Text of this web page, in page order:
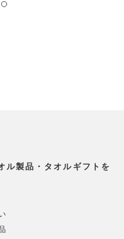
ル製品・タオルギフトを